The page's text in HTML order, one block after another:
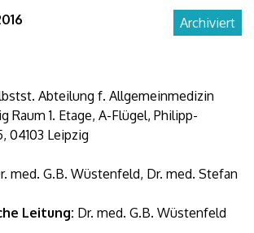
Archiviert
Abteilung f. Allgemeinmedizin
Raum 1. Etage, A-Flügel, Philipp-
04103 Leipzig
med. G.B. Wüstenfeld, Dr. med. Stefan
Leitung: Dr. med. G.B. Wüstenfeld